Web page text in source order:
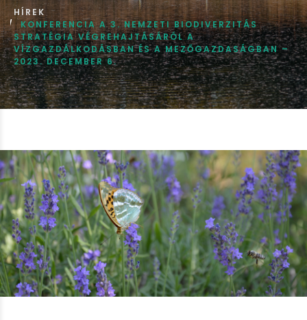
HÍREK
KONFERENCIA A 3. NEMZETI BIODIVERZITÁS
STRATÉGIA VÉGREHAJTÁSÁRÓL A
VÍZGAZDÁLKODÁSBAN ÉS A MEZŐGAZDASÁGBAN –
2023. DECEMBER 6.